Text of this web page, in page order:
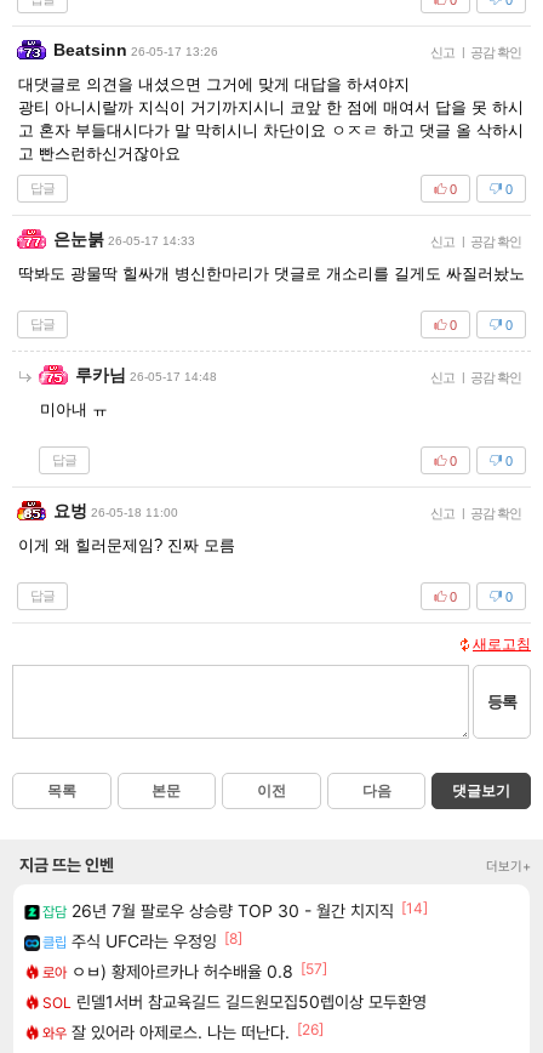
Beatsinn 26-05-17 13:26 신고 | 공감 확인
대댓글로 의견을 내셨으면 그거에 맞게 대답을 하셔야지
광티 아니시랄까 지식이 거기까지시니 코앞 한 점에 매여서 답을 못 하시
고 혼자 부들대시다가 말 막히시니 차단이요 ㅇㅈㄹ 하고 댓글 올 삭하시
고 빤스런하신거잖아요
답글 0
0
은눈붉 26-05-17 14:33 신고 | 공감 확인
딱봐도 광물딱 힐싸개 병신한마리가 댓글로 개소리를 길게도 싸질러놨노
답글 0
0
루카님 26-05-17 14:48 신고 | 공감 확인
미아내 ㅠ
답글 0
0
요벙 26-05-18 11:00 신고 | 공감 확인
이게 왜 힐러문제임? 진짜 모름
답글 0
0
새로고침
등록
목록 본문 이전 다음 댓글보기
지금 뜨는 인벤 더보기+
잡담 26년 7월 팔로우 상승량 TOP 30 - 월간 치지직 [14]
클립 주식 UFC라는 우정잉 [8]
로아 ㅇㅂ) 황제아르카나 허수배율 0.8 [57]
SOL 린델1서버 참교육길드 길드원모집50렙이상 모두환영
와우 잘 있어라 아제로스. 나는 떠난다. [26]